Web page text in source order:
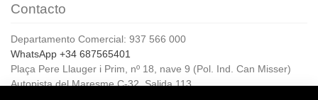
Contacto
Departamento Comercial: 937 566 000
WhatsApp +34 687565401
Plaça Pere Llauger i Prim, nº 18, nave 9 (Pol. Ind. Can Misser)
Autopista del Maresme C-32, Salida 113